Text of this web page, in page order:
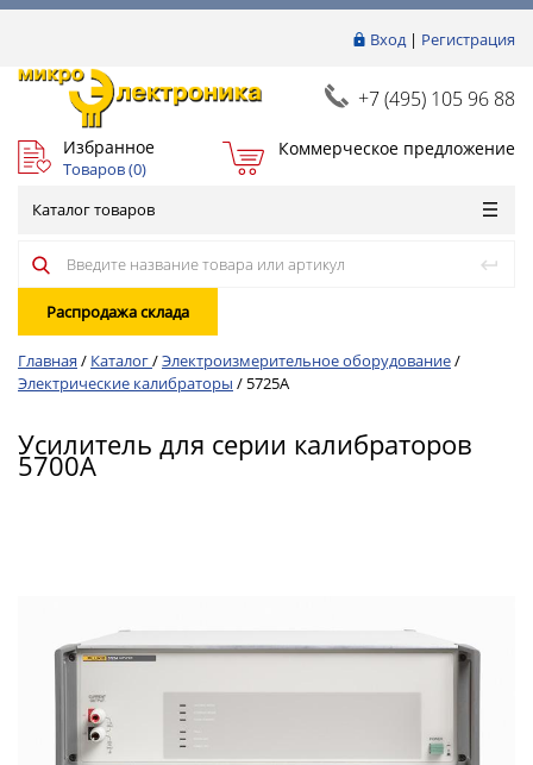
Вход| Регистрация
+7 (495) 105 96 88
Избранное
Товаров (0)
Коммерческое предложение
Каталог товаров
Распродажа склада
Главная / Каталог/Электроизмерительное оборудование/
Электрические калибраторы / 5725A
Усилитель для серии калибраторов
5700A